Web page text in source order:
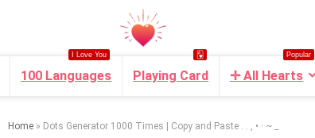
100 Languages
I Love You
Playing Card
🂱
✛ All Hearts
Popular
Home » Dots Generator 1000 Times | Copy and Paste . ․ , • · ~ _